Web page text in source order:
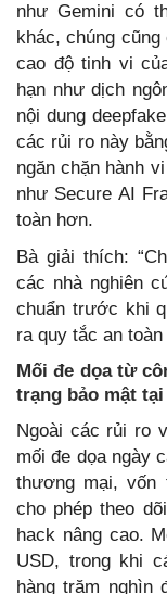
như Gemini có
khác, chúng
cao độ tinh vi
hạn như dịch
nội dung
các rủi ro này
ngăn chặn hành
như Secure AI
toàn hơn.
Bà giải thích:
các nhà nghiên
chuẩn trước khi
ra quy tắc an
Mối đe dọa từ
trạng bảo mật
Ngoài các rủi ro
mối đe dọa ngày
thương mại, vốn
cho phép theo
hack nâng cao.
USD, trong khi
hàng trăm nghìn